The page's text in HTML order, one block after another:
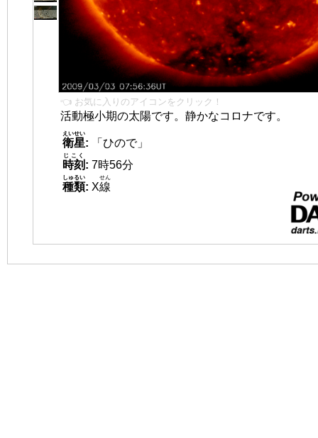
👈 お気に入りのアイコンをクリック！
活動極小期の太陽です。静かなコロナです。
衛星
えいせい
:
「ひので」
時刻
じこく
: 7時56分
種類
しゅるい
: X線
せん